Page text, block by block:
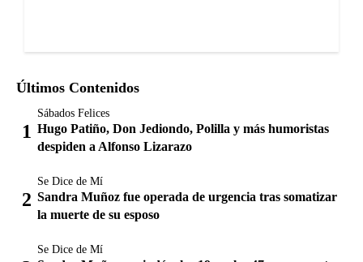
Últimos Contenidos
Sábados Felices
Hugo Patiño, Don Jediondo, Polilla y más humoristas
despiden a Alfonso Lizarazo
Se Dice de Mí
Sandra Muñoz fue operada de urgencia tras somatizar
la muerte de su esposo
Se Dice de Mí